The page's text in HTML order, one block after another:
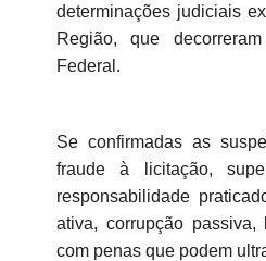
determinações judiciais
Região, que
Federal.
Se confirmadas as
fraude à licitação,
responsabilidade
ativa, corrupção
com penas que podem